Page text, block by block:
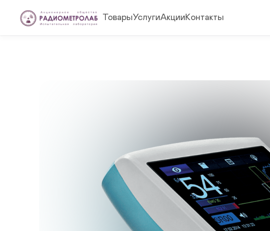
ТоварыУслугиАкцииКонтакты